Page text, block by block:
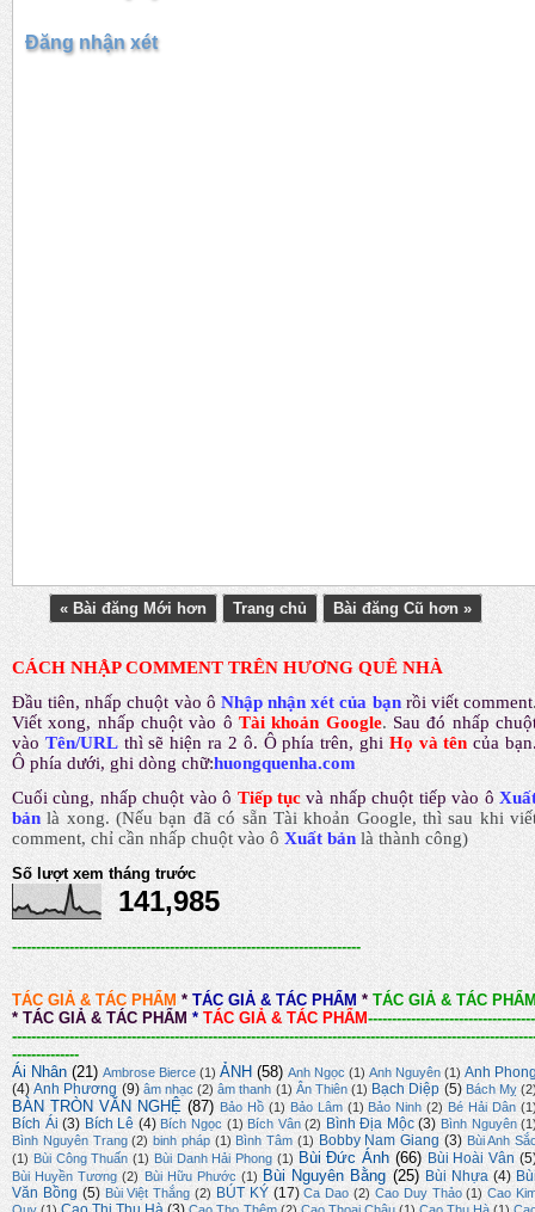
Đăng nhận xét
« Bài đăng Mới hơn Trang chủ Bài đăng Cũ hơn »
CÁCH NHẬP COMMENT TRÊN HƯƠNG QUÊ NHÀ
Đầu tiên, nhấp chuột vào ô Nhập nhận xét của bạn rồi viết comment
Viết xong, nhấp chuột vào ô Tài khoản Google. Sau đó nhấp
vào Tên/URL thì sẽ hiện ra 2 ô. Ô phía trên, ghiHọ và tên của
Ô phía dưới, ghi dòng chữ:huongquenha.com
Cuối cùng, nhấp chuột vào ô Tiếp tục và nhấp chuột tiếp vào ô
bản là xong.(Nếu bạn đã có sẵn Tài khoản Google, thì sau khi
comment, chỉ cần nhấp chuột vào ôXuất bảnlà thành công)
Số lượt xem tháng trước
141,985
-------------------------------------------------------------------------
TÁC GIẢ & TÁC PHẨM * TÁC GIẢ & TÁC PHẨM * TÁC GIẢ & TÁC
* TÁC GIẢ & TÁC PHẨM * TÁC GIẢ & TÁC PHẨM-----------------------------------
--------------
Ái Nhân (21) Ambrose Bierce (1) ẢNH (58) Anh Ngọc (1) Anh Nguyên (1) Anh
(4) Anh Phương (9) âm nhạc (2) âm thanh (1) Ân Thiên (1) Bạch Diệp (5) Bách Mỵ
BÀN TRÒN VĂN NGHỆ (87) Bảo Hồ (1) Bảo Lâm (1) Bảo Ninh (2) Bé Hải Dân
Bích Ái (3) Bích Lê (4) Bích Ngọc (1) Bích Vân (2) Bình Địa Mộc (3) Bình Nguyên
Bình Nguyên Trang (2) binh pháp (1) Bình Tâm (1) Bobby Nam Giang (3) Bùi Anh
(1) Bùi Công Thuấn (1) Bùi Danh Hải Phong (1) Bùi Đức Ánh (66) Bùi Hoài Vân
Bùi Huyền Tương (2) Bùi Hữu Phước (1) Bùi Nguyên Bằng (25) Bùi Nhựa (4)
Văn Bồng (5) Bùi Việt Thắng (2) BÚT KÝ (17) Ca Dao (2) Cao Duy Thảo (1) Cao